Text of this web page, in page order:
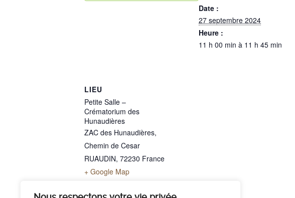
Date :
27 septembre 2024
Heure :
11 h 00 min à 11 h 45 min
LIEU
Petite Salle –
Crématorium des
Hunaudières
ZAC des Hunaudières,
Chemin de Cesar
RUAUDIN, 72230 France
+ Google Map
02 43 40 07 00